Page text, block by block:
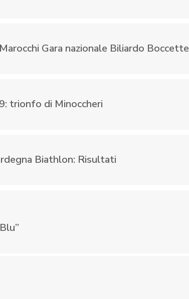
Gara nazionale Biliardo Boccette
trionfo di Minoccheri
Regionale Sardegna Biathlon: Risultati